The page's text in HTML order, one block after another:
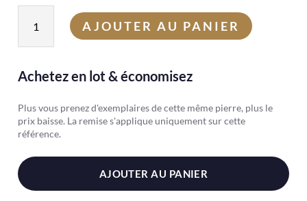
Rubis
AJOUTER AU PANIER
Achetez en lot & économisez
Plus vous prenez d'exemplaires de cette même pierre, plus le
prix baisse. La remise s'applique uniquement sur cette
référence.
AJOUTER AU PANIER